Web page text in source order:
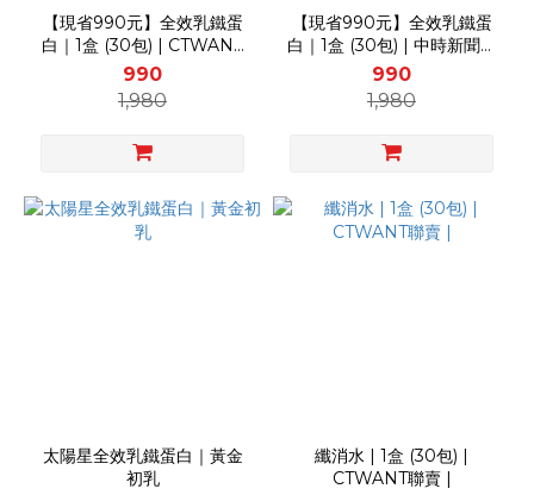
【現省990元】全效乳鐵蛋
白｜1盒 (30包) | CTWANT
｜
990
1,980
【現省990元】全效乳鐵蛋
白｜1盒 (30包) | 中時新聞網
聯賣｜
990
1,980
太陽星全效乳鐵蛋白｜黃金
初乳
纖消水 | 1盒 (30包) |
CTWANT聯賣 |